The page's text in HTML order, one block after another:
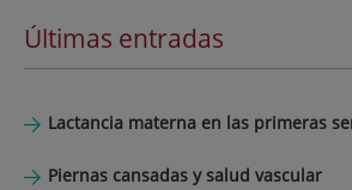
Últimas entradas
Lactancia materna en las primeras
Piernas cansadas y salud vascular